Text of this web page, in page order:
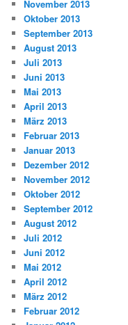
November 2013
Oktober 2013
September 2013
August 2013
Juli 2013
Juni 2013
Mai 2013
April 2013
März 2013
Februar 2013
Januar 2013
Dezember 2012
November 2012
Oktober 2012
September 2012
August 2012
Juli 2012
Juni 2012
Mai 2012
April 2012
März 2012
Februar 2012